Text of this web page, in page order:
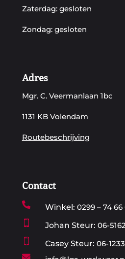
Zaterdag: gesloten
Zondag: gesloten
Adres
Mgr. C. Veermanlaan 1bc
1131 KB Volendam
Routebeschrijving
Contact
 Winkel: 0299 – 74 66
 Johan Steur: 06-
 Casey Steur: 06-
